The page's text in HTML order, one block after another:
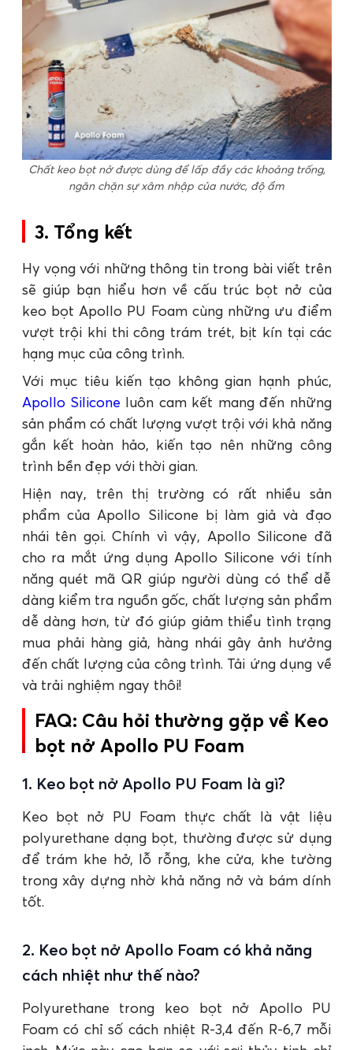
Chất keo bọt nở được dùng để lấp đầy các khoảng trống,
ngăn chặn sự xâm nhập của nước, độ ẩm
3. Tổng kết
Hy vọng với những thông tin trong bài viết trên
sẽ giúp bạn hiểu hơn về cấu trúc bọt nở của
keo bọt Apollo PU Foam cùng những ưu điểm
vượt trội khi thi công trám trét, bịt kín tại các
hạng mục của công trình.
Với mục tiêu kiến tạo không gian hạnh phúc,
Apollo Silicone luôn cam kết mang đến những
sản phẩm có chất lượng vượt trội với khả năng
gắn kết hoàn hảo, kiến tạo nên những công
trình bền đẹp với thời gian.
Hiện nay, trên thị trường có rất nhiều sản
phẩm của Apollo Silicone bị làm giả và đạo
nhái tên gọi. Chính vì vậy, Apollo Silicone đã
cho ra mắt ứng dụng Apollo Silicone với tính
năng quét mã QR giúp người dùng có thể dễ
dàng kiểm tra nguồn gốc, chất lượng sản phẩm
dễ dàng hơn, từ đó giúp giảm thiểu tình trạng
mua phải hàng giả, hàng nhái gây ảnh hưởng
đến chất lượng của công trình. Tải ứng dụng về
và trải nghiệm ngay thôi!
FAQ: Câu hỏi thường gặp về Keo
bọt nở Apollo PU Foam
1. Keo bọt nở Apollo PU Foam là gì?
Keo bọt nở PU Foam thực chất là vật liệu
polyurethane dạng bọt, thường được sử dụng
để trám khe hở, lỗ rỗng, khe cửa, khe tường
trong xây dựng nhờ khả năng nở và bám dính
tốt.
2. Keo bọt nở Apollo Foam có khả năng
cách nhiệt như thế nào?
Polyurethane trong keo bọt nở Apollo PU
Foam có chỉ số cách nhiệt R-3,4 đến R-6,7 mỗi